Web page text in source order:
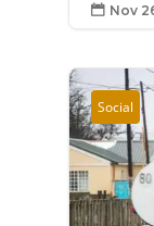
 Nov
Social